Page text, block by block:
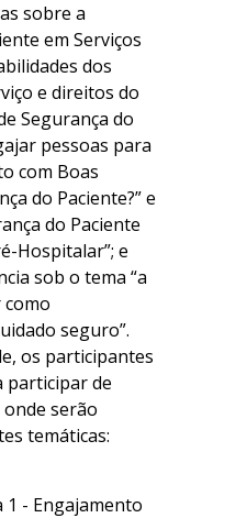
sobre a
em Serviços
dos
e direitos do
Segurança do
pessoas para
com Boas
do Paciente?” e
do Paciente
Hospitalar”; e
sob o tema “a
seguro”.
os participantes
participar de
serão
temáticas:
1 - Engajamento